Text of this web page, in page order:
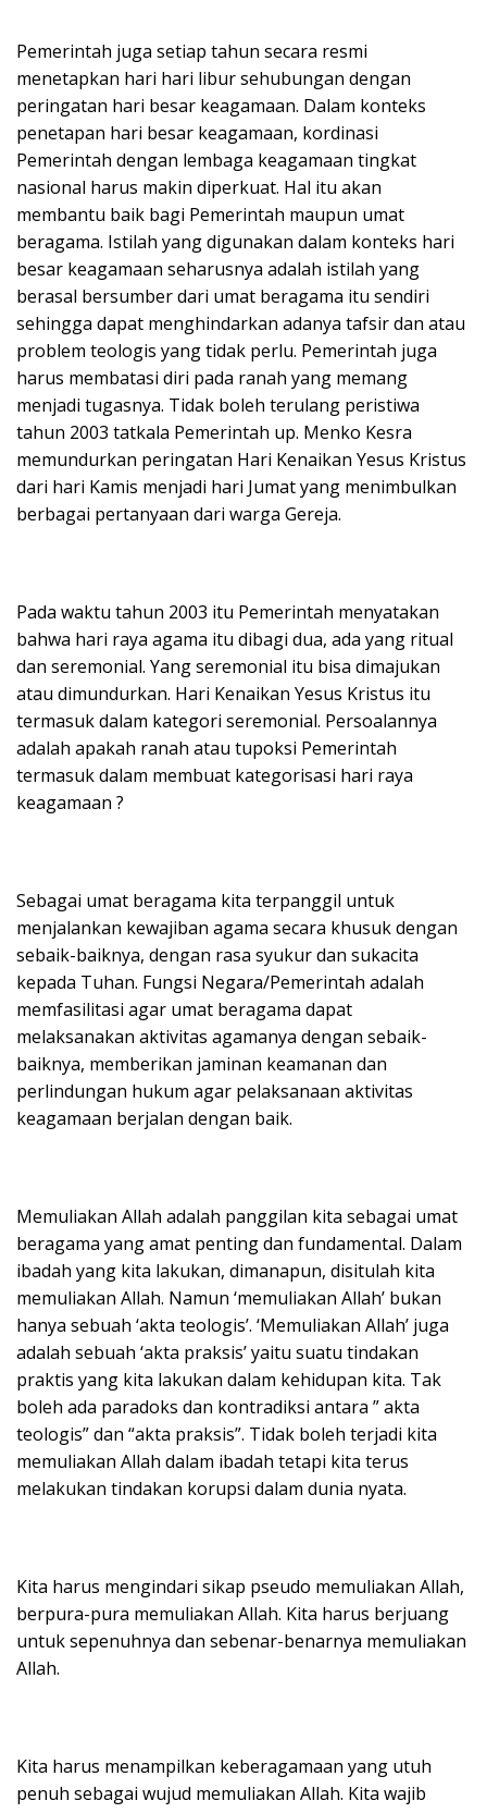
Pemerintah juga setiap tahun secara resmi
menetapkan hari hari libur sehubungan dengan
peringatan hari besar keagamaan. Dalam konteks
penetapan hari besar keagamaan, kordinasi
Pemerintah dengan lembaga keagamaan tingkat
nasional harus makin diperkuat. Hal itu akan
membantu baik bagi Pemerintah maupun umat
beragama. Istilah yang digunakan dalam konteks hari
besar keagamaan seharusnya adalah istilah yang
berasal bersumber dari umat beragama itu sendiri
sehingga dapat menghindarkan adanya tafsir dan atau
problem teologis yang tidak perlu. Pemerintah juga
harus membatasi diri pada ranah yang memang
menjadi tugasnya. Tidak boleh terulang peristiwa
tahun 2003 tatkala Pemerintah up. Menko Kesra
memundurkan peringatan Hari Kenaikan Yesus Kristus
dari hari Kamis menjadi hari Jumat yang menimbulkan
berbagai pertanyaan dari warga Gereja.
Pada waktu tahun 2003 itu Pemerintah menyatakan
bahwa hari raya agama itu dibagi dua, ada yang ritual
dan seremonial. Yang seremonial itu bisa dimajukan
atau dimundurkan. Hari Kenaikan Yesus Kristus itu
termasuk dalam kategori seremonial. Persoalannya
adalah apakah ranah atau tupoksi Pemerintah
termasuk dalam membuat kategorisasi hari raya
keagamaan ?
Sebagai umat beragama kita terpanggil untuk
menjalankan kewajiban agama secara khusuk dengan
sebaik-baiknya, dengan rasa syukur dan sukacita
kepada Tuhan. Fungsi Negara/Pemerintah adalah
memfasilitasi agar umat beragama dapat
melaksanakan aktivitas agamanya dengan sebaik-
baiknya, memberikan jaminan keamanan dan
perlindungan hukum agar pelaksanaan aktivitas
keagamaan berjalan dengan baik.
Memuliakan Allah adalah panggilan kita sebagai umat
beragama yang amat penting dan fundamental. Dalam
ibadah yang kita lakukan, dimanapun, disitulah kita
memuliakan Allah. Namun ‘memuliakan Allah’ bukan
hanya sebuah ‘akta teologis’. ‘Memuliakan Allah’ juga
adalah sebuah ‘akta praksis’ yaitu suatu tindakan
praktis yang kita lakukan dalam kehidupan kita. Tak
boleh ada paradoks dan kontradiksi antara ” akta
teologis” dan “akta praksis”. Tidak boleh terjadi kita
memuliakan Allah dalam ibadah tetapi kita terus
melakukan tindakan korupsi dalam dunia nyata.
Kita harus mengindari sikap pseudo memuliakan Allah,
berpura-pura memuliakan Allah. Kita harus berjuang
untuk sepenuhnya dan sebenar-benarnya memuliakan
Allah.
Kita harus menampilkan keberagamaan yang utuh
penuh sebagai wujud memuliakan Allah. Kita wajib